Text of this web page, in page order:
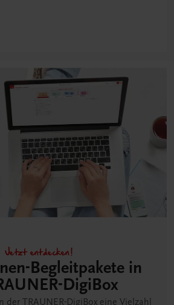
Jetzt entdecken!
Begleitpakete in
DigiBox
TRAUNER-DigiBox eine Vielzahl